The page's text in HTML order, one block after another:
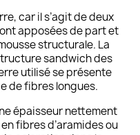
car il s’agit de deux
apposées de part et
structurale. La
sandwich des
utilisé se présente
de fibres longues.
épaisseur nettement
fibres d’aramides ou